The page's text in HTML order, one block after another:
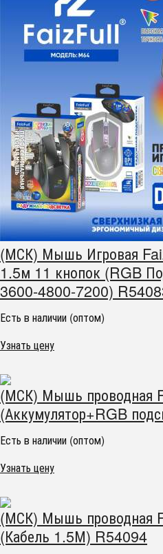
(МСК) Мышь Игровая
1.5м 11 кнопок (RGB
3600-4800-7200)
Есть в наличии (оптом)
Узнать цену
(МСК) Мышь проводная
(Аккумулятор+RGB
Есть в наличии (оптом)
Узнать цену
(МСК) Мышь проводная
(Кабель 1.5М) R54094